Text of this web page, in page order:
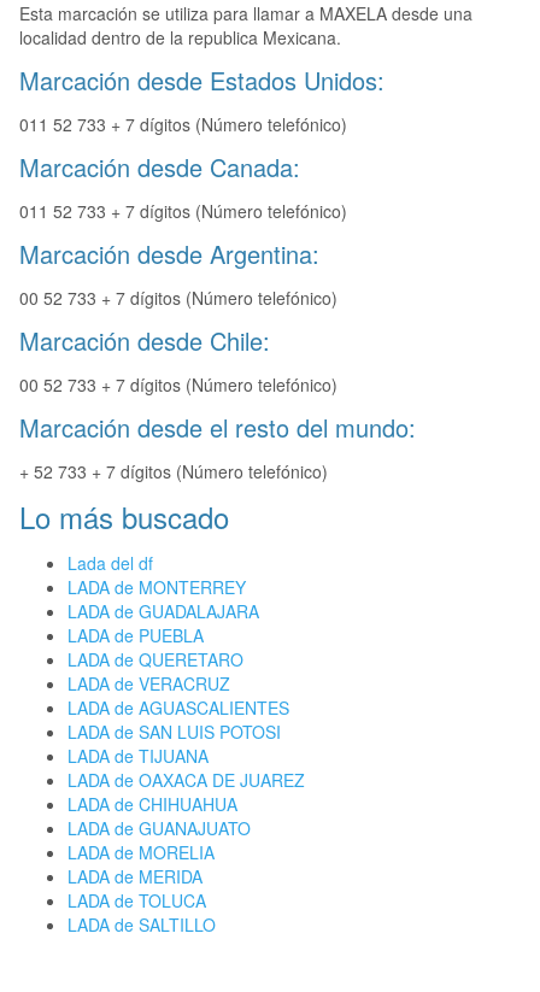
Esta marcación se utiliza para llamar a MAXELA desde una
localidad dentro de la republica Mexicana.
Marcación desde Estados Unidos:
011 52 733 + 7 dígitos (Número telefónico)
Marcación desde Canada:
011 52 733 + 7 dígitos (Número telefónico)
Marcación desde Argentina:
00 52 733 + 7 dígitos (Número telefónico)
Marcación desde Chile:
00 52 733 + 7 dígitos (Número telefónico)
Marcación desde el resto del mundo:
+ 52 733 + 7 dígitos (Número telefónico)
Lo más buscado
Lada del df
LADA de MONTERREY
LADA de GUADALAJARA
LADA de PUEBLA
LADA de QUERETARO
LADA de VERACRUZ
LADA de AGUASCALIENTES
LADA de SAN LUIS POTOSI
LADA de TIJUANA
LADA de OAXACA DE JUAREZ
LADA de CHIHUAHUA
LADA de GUANAJUATO
LADA de MORELIA
LADA de MERIDA
LADA de TOLUCA
LADA de SALTILLO